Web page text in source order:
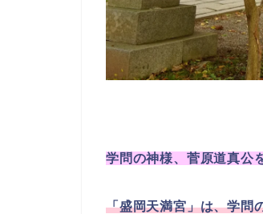
学問の神様、菅原道真公
「盛岡天満宮」は、学問